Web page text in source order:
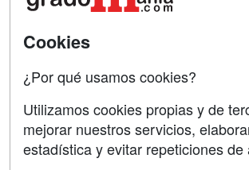
Contactar
Copyleft
Cookies
¿Por qué usamos cookies?
Utilizamos cookies propias y de
mejorar nuestros servicios,
estadística y evitar repeticiones de